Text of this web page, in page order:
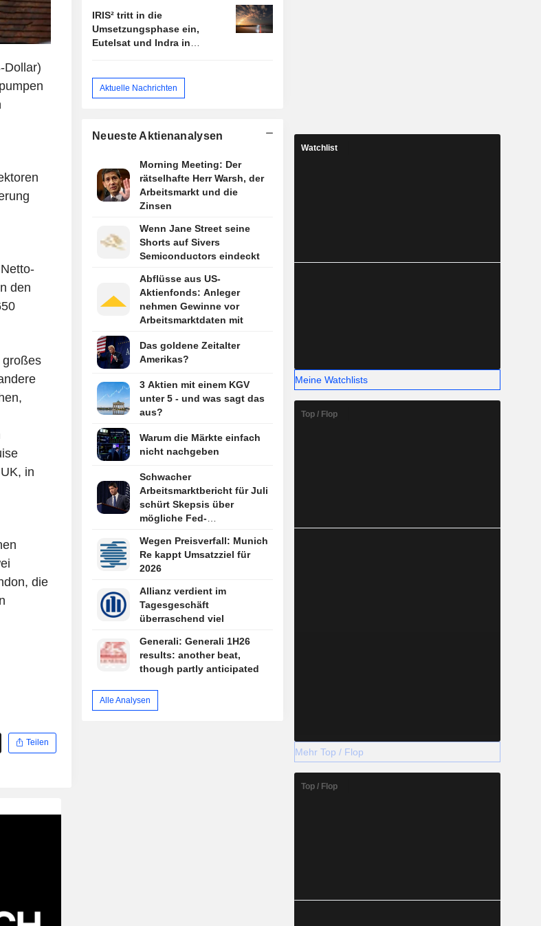
Dollar)
den
großes
in
die
Teilen
IRIS² tritt in die
Umsetzungsphase ein,
Eutelsat und Indra in
Aktuelle Nachrichten
Neueste Aktienanalysen
Morning Meeting: Der
rätselhafte Herr Warsh, der
Arbeitsmarkt und die
Zinsen
Wenn Jane Street seine
Shorts auf Sivers
Semiconductors eindeckt
Abflüsse aus US-
Aktienfonds: Anleger
nehmen Gewinne vor
Arbeitsmarktdaten mit
Das goldene Zeitalter
Amerikas?
3 Aktien mit einem KGV
unter 5 - und was sagt das
aus?
Warum die Märkte einfach
nicht nachgeben
Schwacher
Arbeitsmarktbericht für Juli
schürt Skepsis über
mögliche Fed-
Wegen Preisverfall: Munich
Re kappt Umsatzziel für
2026
Allianz verdient im
Tagesgeschäft
überraschend viel
Generali: Generali 1H26
results: another beat,
though partly anticipated
Alle Analysen
Watchlist
Meine Watchlists
Top / Flop
Mehr Top / Flop
Top / Flop